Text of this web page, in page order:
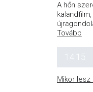
A hőn
Tovább
14:15
Mikor